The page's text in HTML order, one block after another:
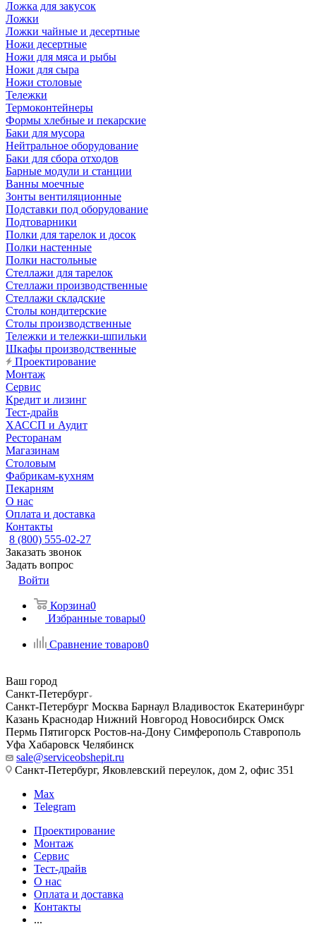
Ложка для закусок
Ложки
Ложки чайные и десертные
Ножи десертные
Ножи для мяса и рыбы
Ножи для сыра
Ножи столовые
Тележки
Термоконтейнеры
Формы хлебные и пекарские
Баки для мусора
Нейтральное оборудование
Баки для сбора отходов
Барные модули и станции
Ванны моечные
Зонты вентиляционные
Подставки под оборудование
Подтоварники
Полки для тарелок и досок
Полки настенные
Полки настольные
Стеллажи для тарелок
Стеллажи производственные
Стеллажи складские
Столы кондитерские
Столы производственные
Тележки и тележки-шпильки
Шкафы производственные
Проектирование
Монтаж
Сервис
Кредит и лизинг
Тест-драйв
ХАССП и Аудит
Ресторанам
Магазинам
Столовым
Фабрикам-кухням
Пекарням
О нас
Оплата и доставка
Контакты
8 (800) 555-02-27
Заказать звонок
Задать вопрос
Войти
Корзина0
Избранные товары0
Сравнение товаров0
Ваш город
Санкт-Петербург
Санкт-Петербург Москва Барнаул Владивосток Екатеринбург
Казань Краснодар Нижний Новгород Новосибирск Омск
Пермь Пятигорск Ростов-на-Дону Симферополь Ставрополь
Уфа Хабаровск Челябинск
sale@serviceobshepit.ru
Санкт-Петербург, Яковлевский переулок, дом 2, офис 351
Max
Telegram
Проектирование
Монтаж
Сервис
Тест-драйв
О нас
Оплата и доставка
Контакты
...